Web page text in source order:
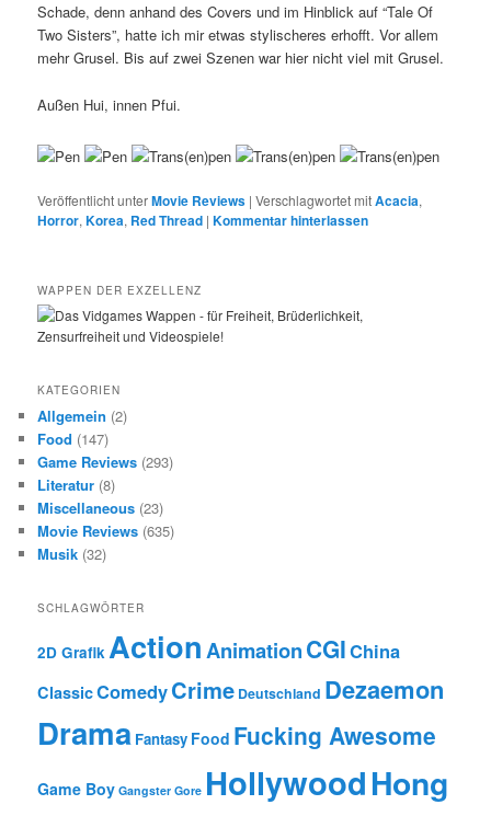
Schade, denn anhand des Covers und im Hinblick auf “Tale Of
Two Sisters”, hatte ich mir etwas stylischeres erhofft. Vor allem
mehr Grusel. Bis auf zwei Szenen war hier nicht viel mit Grusel.
Außen Hui, innen Pfui.
Veröffentlicht unterMovie Reviews |Verschlagwortet mitAcacia,
Horror,Korea, Red Thread |Kommentar hinterlassen
WAPPEN DER EXZELLENZ
KATEGORIEN
Allgemein (2)
Food (147)
Game Reviews (293)
Literatur (8)
Miscellaneous (23)
Movie Reviews (635)
Musik (32)
SCHLAGWÖRTER
2D GrafikActionAnimationCGIChina
ClassicComedyCrime Deutschland Dezaemon
Drama Fantasy Food Fucking Awesome
Game Boy Gangster Gore HollywoodHong